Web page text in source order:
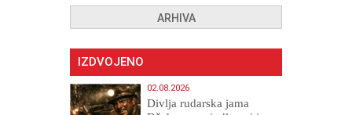
ARHIVA
IZDVOJENO
02.08.2026
Divlja rudarska jama